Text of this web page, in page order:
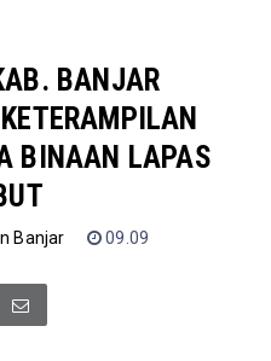
BANJAR
BINAAN LAPAS
Banjar 09.09